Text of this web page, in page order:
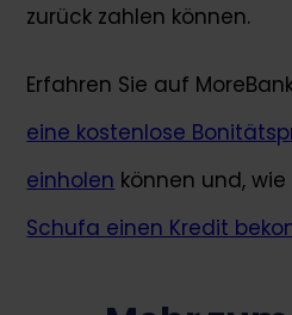
zurück zahlen können.
Erfahren Sie auf
eine kostenlose
einholen können und, wie
Schufa einen Kredit